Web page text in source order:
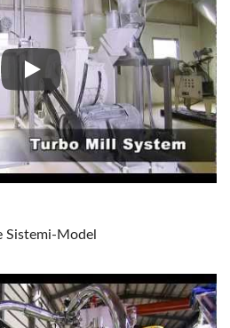
Yulaf ve Tahıllar Turbo
Sistemi-Model